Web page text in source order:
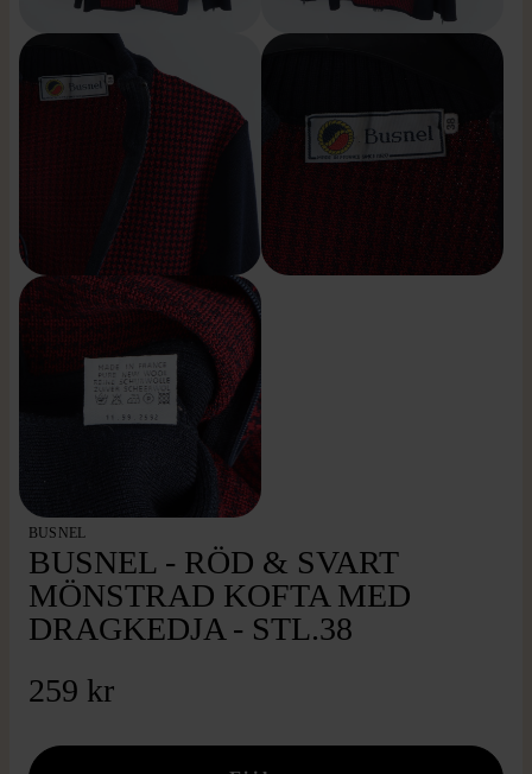
BUSNEL
BUSNEL - RÖD & SVART
MÖNSTRAD KOFTA MED
DRAGKEDJA - STL.38
259 kr